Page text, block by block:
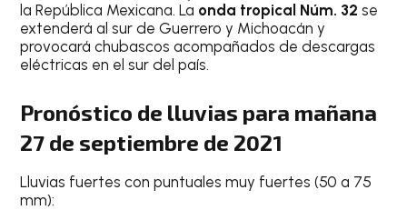
la República Mexicana. La onda tropical Núm. 32 se
extenderá al sur de Guerrero y Michoacán y
provocará chubascos acompañados de descargas
eléctricas en el sur del país.
Pronóstico de lluvias para mañana
27 de septiembre de 2021
Lluvias fuertes con puntuales muy fuertes (50 a 75
mm):